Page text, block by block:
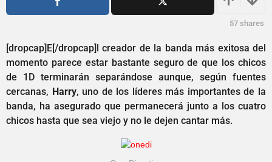
s
a
g
o
57 shares
[dropcap]E[/dropcap]l creador de la banda más exitosa del
momento parece estar bastante seguro de que los chicos
de 1D terminarán separándose aunque, según fuentes
cercanas, Harry, uno de los líderes más importantes de la
banda, ha asegurado que permanecerá junto a los cuatro
chicos hasta que sea viejo y no le dejen cantar más.